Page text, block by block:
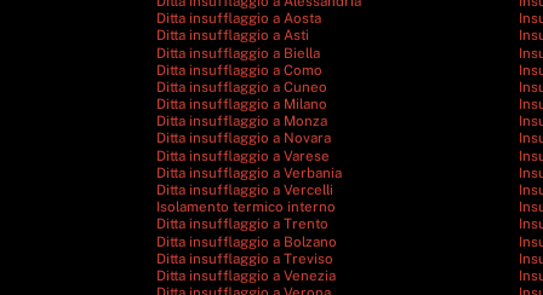
Ditta insufflaggio a Aosta
Ditta insufflaggio a Asti
Ditta insufflaggio a Biella
Ditta insufflaggio a Como
Ditta insufflaggio a Cuneo
Ditta insufflaggio a Milano
Ditta insufflaggio a Monza
Ditta insufflaggio a Novara
Ditta insufflaggio a Varese
Ditta insufflaggio a Verbania
Ditta insufflaggio a Vercelli
Isolamento termico interno
Ditta insufflaggio a Trento
Ditta insufflaggio a Bolzano
Ditta insufflaggio a Treviso
Ditta insufflaggio a Venezia